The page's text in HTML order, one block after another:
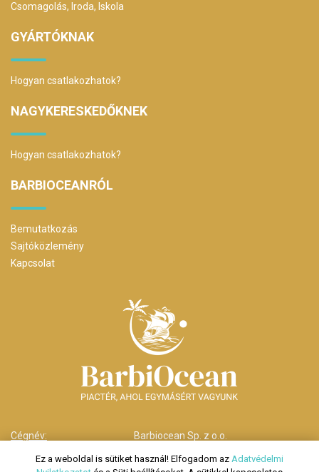
Csomagolás, Iroda, Iskola
GYÁRTÓKNAK
Hogyan csatlakozhatok?
NAGYKERESKEDŐKNEK
Hogyan csatlakozhatok?
BARBIOCEANRÓL
Bemutatkozás
Sajtóközlemény
Kapcsolat
Cégnév:
Barbiocean Sp. z o.o.
ul. Długa nr 29
Ez a weboldal is sütiket használ! Elfogadom az Adatvédelmi